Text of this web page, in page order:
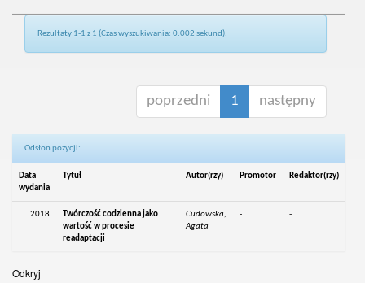
Rezultaty 1-1 z 1 (Czas wyszukiwania: 0.002 sekund).
poprzedni 1 następny
Odsłon pozycji:
Data
wydania
Tytuł Autor(rzy) Promotor Redaktor(rzy)
2018
Twórczość codzienna jako
wartość w procesie
readaptacji
Cudowska,
Agata
- -
Odkryj